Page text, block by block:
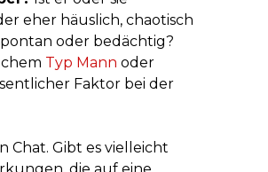
eher häuslich, chaotisch
oder bedächtig?
Typ Mann oder
Faktor bei der
Chat. Gibt es vielleicht
die auf eine